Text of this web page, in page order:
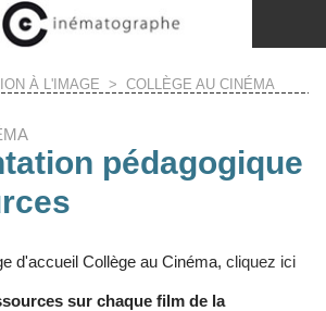
À L'IMAGE > COLLÈGE AU CINÉMA
pédagogique
d'accueil Collège au Cinéma, cliquez ici